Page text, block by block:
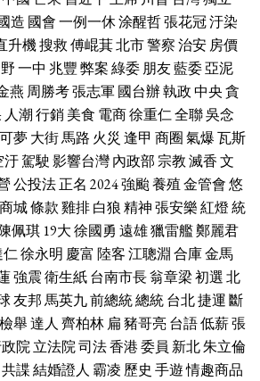
造 國會一例一休涂醒哲張花冠汙染
升機搜救傅崐萁北市警察治安房價
一中 兆豐弊案綠委朋友藍委亞泥
燕 周勝考張志軍國台辦執政中央貪
人潮行銷美食 電商徐重仁全聯吳念
夢大街馬路 火災 逢甲 商圈氣爆瓦斯
汙駕駛影響台灣內政部宗教滅香文
公投法正名 2024強颱養殖金管會悠
城條款雞排白狼精神張安樂紅燈統
佩琪 19大徐國勇 遠雄獵雷艦鄭麗君
仁徐永明 慶富 陸客江聰淵 合庫金馬
強震衛生紙台南市長翁章梁初選北
友邦馬英九前總統總統台北捷運 斷
檢舉達人 齊柏林 扁豬哥亮台語低薪張
院立法院司法香港委員 新北朱立倫
共諜結婚證人 霸凌 歷史 手遊情趣商品